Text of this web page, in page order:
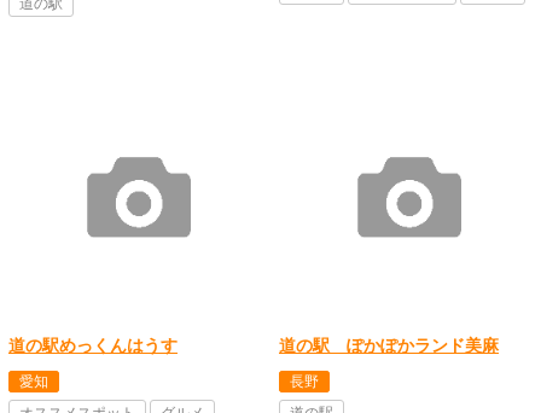
道の駅めっくんはうす
愛知
道の駅 ぽかぽかランド美麻
長野